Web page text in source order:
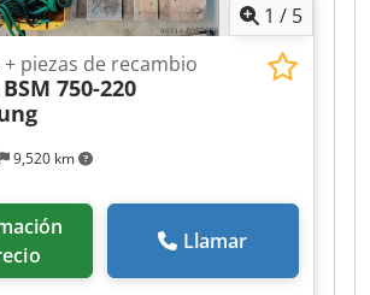
1 / 5
9,520 km
piezas de recambio
BSM 750-220
Llamar